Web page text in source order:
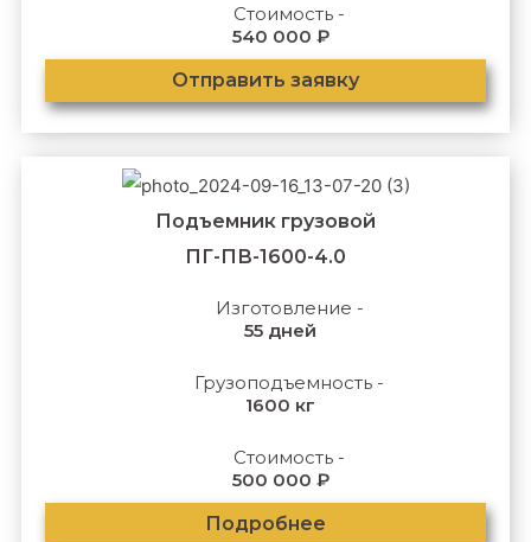
Стоимость -
540 000 ₽
Отправить заявку
Подъемник грузовой
ПГ-ПВ-1600-4.0
Изготовление -
55 дней
Грузоподъемность -
1600 кг
Стоимость -
500 000 ₽
Подробнее